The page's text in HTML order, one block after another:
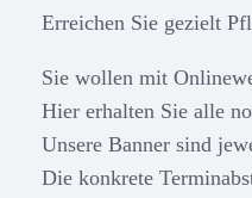
Erreichen Sie gezielt
Sie wollen mit
Hier erhalten Sie alle
Unsere Banner sind
Die konkrete